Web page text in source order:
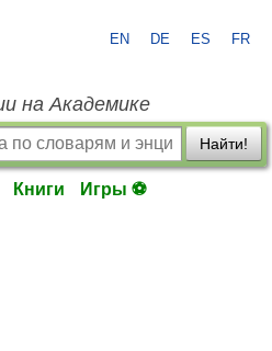
EN DE ES FR
на Академике
Найти!
Книги Игры ⚽